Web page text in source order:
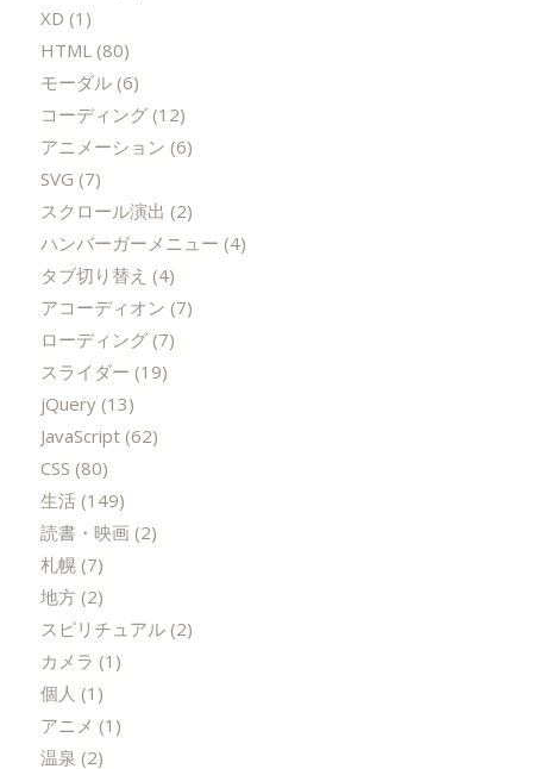
XD (1)
HTML(80)
モーダル(6)
コーディング(12)
アニメーション (6)
SVG (7)
スクロール演出 (2)
ハンバーガーメニュー (4)
タブ切り替え (4)
アコーディオン (7)
ローディング(7)
スライダー (19)
jQuery(13)
JavaScript(62)
CSS (80)
生活(149)
読書・映画 (2)
札幌(7)
地方(2)
スピリチュアル(2)
カメラ (1)
個人 (1)
アニメ (1)
温泉 (2)